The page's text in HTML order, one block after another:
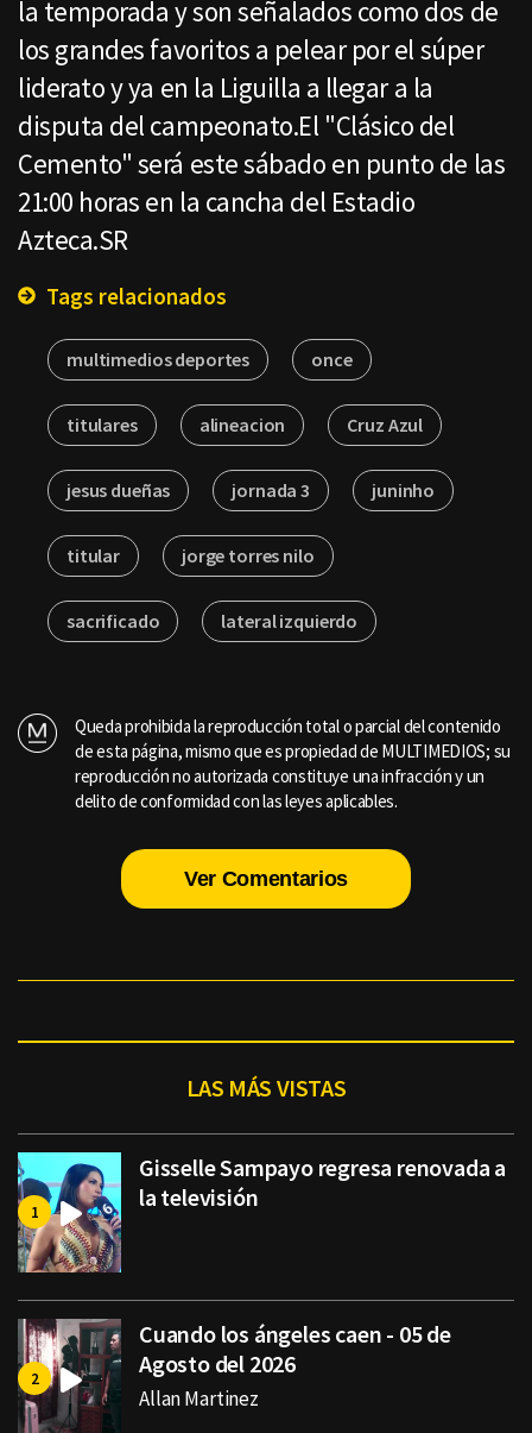
la temporada y son señalados como dos de
los grandes favoritos a pelear por el súper
liderato y ya en la Liguilla a llegar a la
disputa del campeonato.El "Clásico del
Cemento" será este sábado en punto de las
21:00 horas en la cancha del Estadio
Azteca.SR
Tags relacionados
multimedios deportes once
titulares alineacion Cruz Azul
jesus dueñas jornada 3 juninho
titular jorge torres nilo
sacrificado lateral izquierdo
Queda prohibida la reproducción total o parcial del contenido
de esta página, mismo que es propiedad de MULTIMEDIOS; su
reproducción no autorizada constituye una infracción y un
delito de conformidad con las leyes aplicables.
Ver Comentarios
LAS MÁS VISTAS
Gisselle Sampayo regresa renovada a
la televisión
Cuando los ángeles caen - 05 de
Agosto del 2026
Allan Martinez